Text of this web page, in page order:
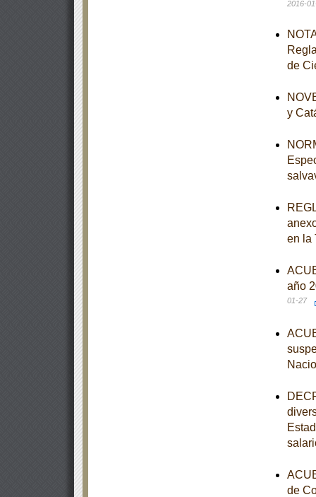
2016-
de
y
en la
año
01-27
de